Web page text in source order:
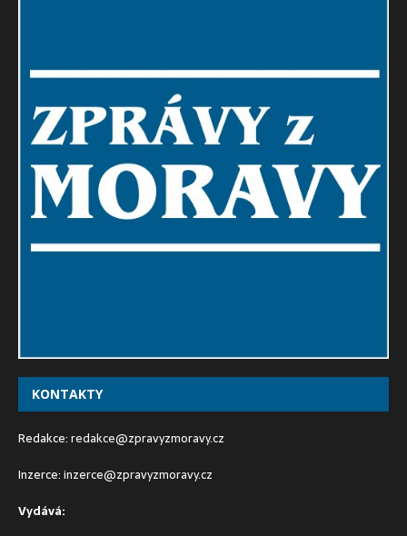
KONTAKTY
Redakce:redakce@zpravyzmoravy.cz
Inzerce:inzerce@zpravyzmoravy.cz
Vydává: